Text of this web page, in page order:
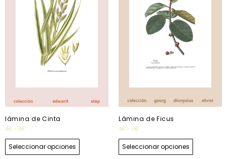
lámina de Cinta
4€ - 11€
Seleccionar opciones
Lámina de Ficus
4€ - 11€
Seleccionar opciones